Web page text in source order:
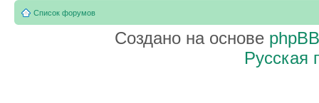
Список форумов
Создано на основе phpBB
Русская